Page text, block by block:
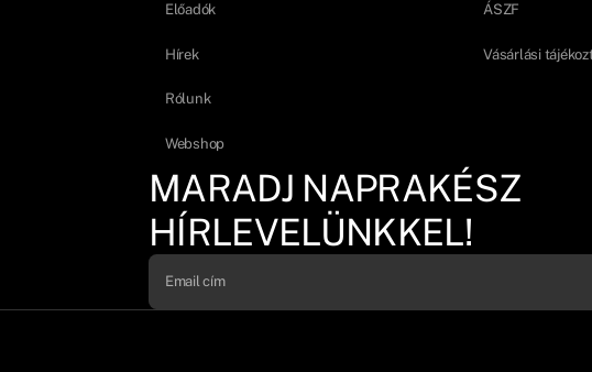
Előadók
Hírek
Rólunk
Webshop
ÁSZF
Vásárlási
MARADJ NAPRAKÉSZ
HÍRLEVELÜNKKEL!